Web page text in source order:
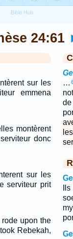
24:61
sur les
emmena
montèrent
donc
sur les
serviteur prit
upon the
Rebekah,
…
de